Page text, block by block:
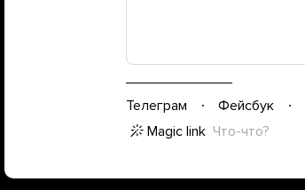
Телеграм Фейсбук
Magic link Что-что?